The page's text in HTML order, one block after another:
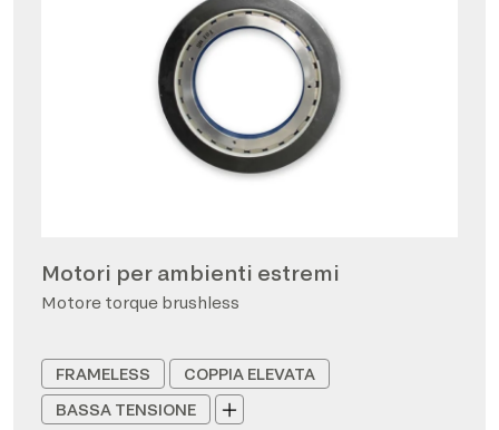
Motori per ambienti estremi
Motore torque brushless
FRAMELESS
COPPIA ELEVATA
BASSA TENSIONE